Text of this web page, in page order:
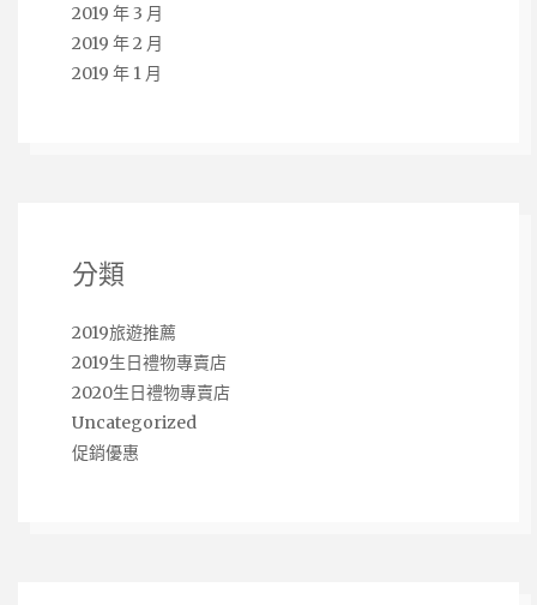
2019 年 3 月
2019 年 2 月
2019 年 1 月
分類
2019旅遊推薦
2019生日禮物專賣店
2020生日禮物專賣店
Uncategorized
促銷優惠